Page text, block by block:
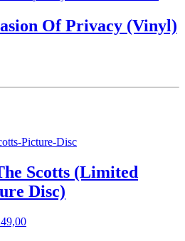
Of Privacy (Vinyl)
Scotts (Limited
Disc)